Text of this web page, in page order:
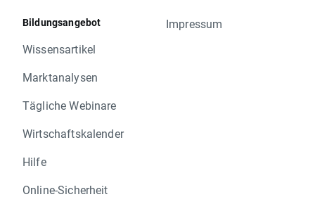
Bildungsangebot
Wissensartikel
Marktanalysen
Tägliche Webinare
Wirtschaftskalender
Hilfe
Online-Sicherheit
Impressum